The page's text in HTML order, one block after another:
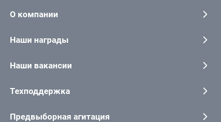
О компании
Наши награды
Наши вакансии
Техподдержка
Предвыборная агитация